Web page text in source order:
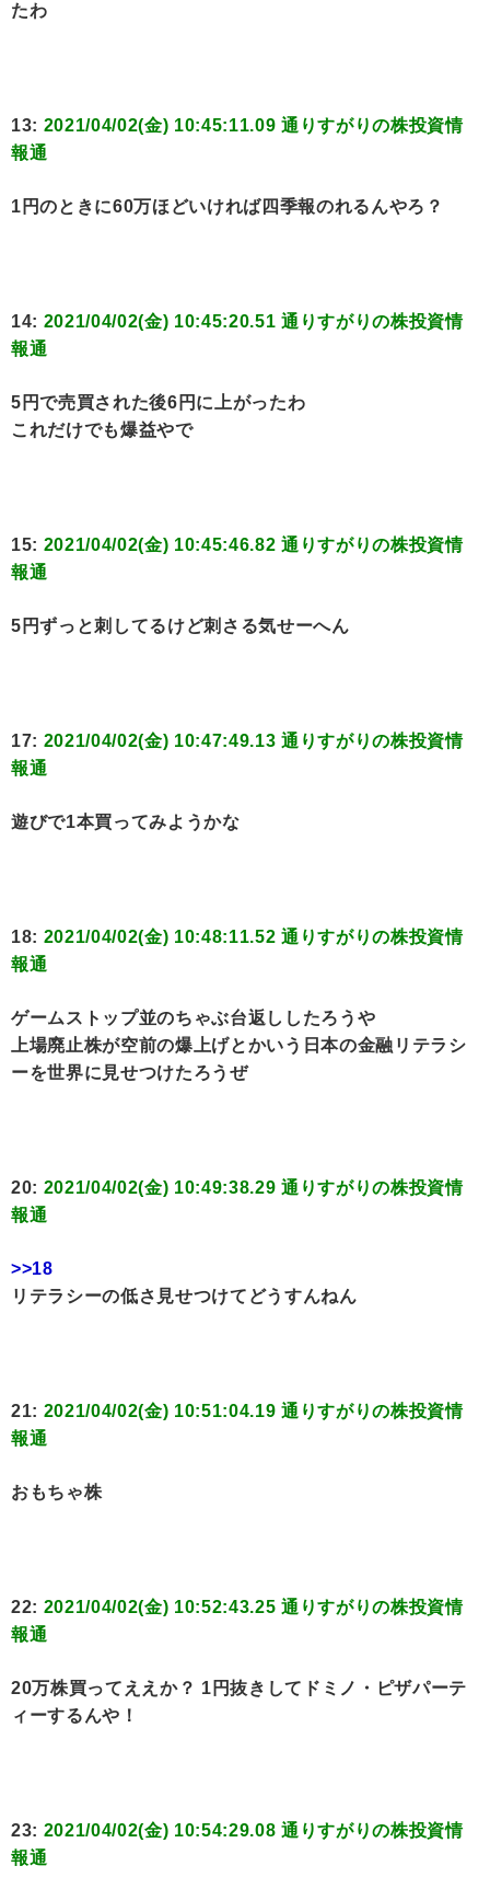
たわ
13: 2021/04/02(金) 10:45:11.09 通りすがりの株投資情
報通
1円のときに60万ほどいければ四季報のれるんやろ？
14: 2021/04/02(金) 10:45:20.51 通りすがりの株投資情
報通
5円で売買された後6円に上がったわ
これだけでも爆益やで
15: 2021/04/02(金) 10:45:46.82 通りすがりの株投資情
報通
5円ずっと刺してるけど刺さる気せーへん
17: 2021/04/02(金) 10:47:49.13 通りすがりの株投資情
報通
遊びで1本買ってみようかな
18: 2021/04/02(金) 10:48:11.52 通りすがりの株投資情
報通
ゲームストップ並のちゃぶ台返ししたろうや
上場廃止株が空前の爆上げとかいう日本の金融リテラシ
ーを世界に見せつけたろうぜ
20: 2021/04/02(金) 10:49:38.29 通りすがりの株投資情
報通
>>18
リテラシーの低さ見せつけてどうすんねん
21: 2021/04/02(金) 10:51:04.19 通りすがりの株投資情
報通
おもちゃ株
22: 2021/04/02(金) 10:52:43.25 通りすがりの株投資情
報通
20万株買ってええか？ 1円抜きしてドミノ・ピザパーテ
ィーするんや！
23: 2021/04/02(金) 10:54:29.08 通りすがりの株投資情
報通